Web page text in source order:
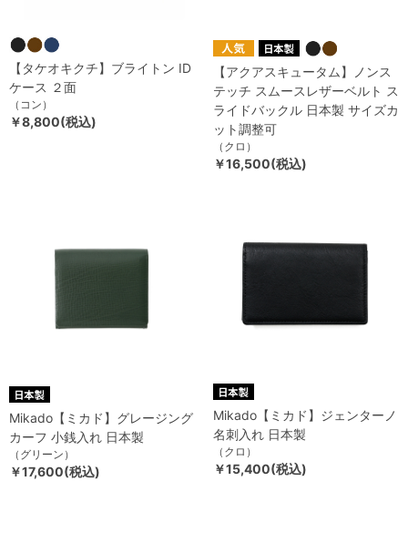
【タケオキクチ】ブライトン ID
ケース ２面
（コン）
￥8,800(税込)
【アクアスキュータム】ノンス
テッチ スムースレザーベルト ス
ライドバックル 日本製 サイズカ
ット調整可
（クロ）
￥16,500(税込)
Mikado【ミカド】グレージング
カーフ 小銭入れ 日本製
（グリーン）
￥17,600(税込)
Mikado【ミカド】ジェンターノ
名刺入れ 日本製
（クロ）
￥15,400(税込)